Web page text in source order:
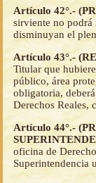
Artículo 42°.-
sirviente no podrá
disminuyan el
Artículo 43°.-
Titular que
público, área
obligatoria,
Derechos Reales,
Artículo 44°.-
oficina de
Superintendencia